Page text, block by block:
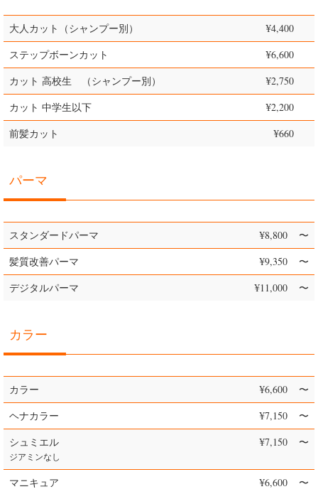
大人カット（シャンプー別）
¥4,400
ステップボーンカット
¥6,600
カット 高校生 （シャンプー別）
¥2,750
カット 中学生以下
¥2,200
前髪カット
¥660
パーマ
スタンダードパーマ ¥8,800
〜
髪質改善パーマ
¥9,350
〜
デジタルパーマ
¥11,000 〜
カラー
カラー ¥6,600
〜
ヘナカラー
¥7,150
〜
シュミエル
ジアミンなし
¥7,150 〜
マニキュア ¥6,600 〜